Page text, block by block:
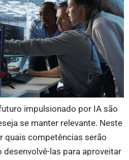
impulsionado por IA são
se manter relevante. Neste
quais competências serão
desenvolvê-las para aproveitar